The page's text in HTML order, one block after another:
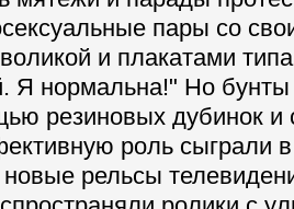
пары со
и плакатами
Я нормальна!" Но бунты
резиновых дубинок и
роль сыграли
новые рельсы